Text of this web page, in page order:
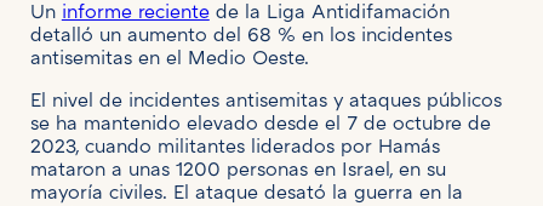
Un informe recientede la Liga Antidifamación
detalló un aumento del 68 % en los incidentes
antisemitas en el Medio Oeste.
El nivel de incidentes antisemitas y ataques públicos
se ha mantenido elevado desde el 7 de octubre de
2023, cuando militantes liderados por Hamás
mataron a unas 1200 personas en Israel, en su
mayoría civiles. El ataque desató la guerra en la